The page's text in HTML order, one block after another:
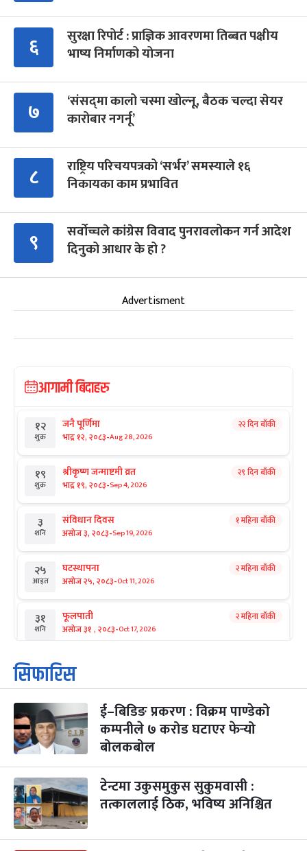
६
सुरक्षा रिपोर्ट : प्राज्ञिक आवरणमा तिब्बत पक्षीय
भाष्य निर्माणको योजना
७
‘संसद्‍मा कालो चस्मा खोल्नू, बैठक चल्दा सेयर
कारोबार नगर्नू’
८
राष्ट्रिय परिचयपत्रको ‘सर्भर’ समस्याले १६
निकायका काम प्रभावित
९
सर्वोच्चले कांग्रेस विवाद पुनरावलोकन गर्न आदेश
दिनुको आधार के हो ?
Advertisment
आगामी बिदाहरु
१२
शुक्र
जनै पूर्णिमा
भाद्र १२, २०८३-Aug 28, 2026
२२ दिन बाँकी
१९
शुक्र
श्रीकृष्ण जन्माष्टमी व्रत
भाद्र १९, २०८३-Sep 4, 2026
२९ दिन बाँकी
३
शनि
संविधान दिवस
असोज ३, २०८३-Sep 19, 2026
१ महिना बाँकी
२५
आइत
घटस्थापना
असोज २५, २०८३-Oct 11, 2026
२ महिना बाँकी
३१
शनि
फूलपाती
असोज ३१ , २०८३-Oct 17, 2026
२ महिना बाँकी
१
आइत
कार्तिक सङ्क्रान्ति
कार्तिक १, २०८३
३
मंगल
महानवमी
कार्तिक ३, २०८३-Oct 20, 2026
२ महिना बाँकी
४
५
बिहि
पापा‌ङ्कुशा एकादशी व्रत
कार्तिक ५, २०८३
२ महिना बाँकी
सिफारिस
ई–बिडिङ प्रकरण : विक्रम पाण्डेको
कम्पनीले ७ करोड घटाएर फेर्‍यो
बोलकबोल
टेन्टमा उकुसमुकुस सुकुमवासी :
तत्काललाई ठिक, भविष्य अनिश्चित